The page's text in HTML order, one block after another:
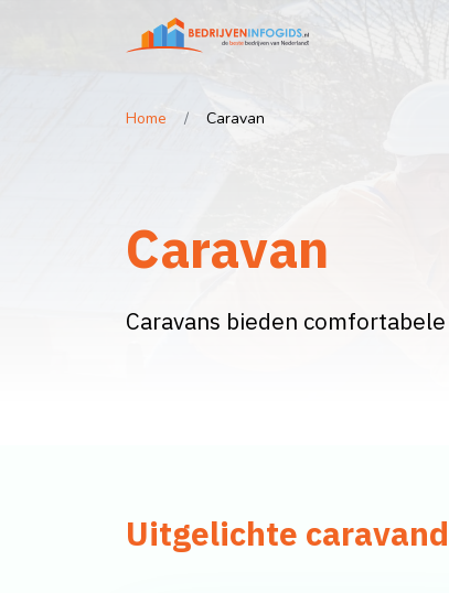
Home Caravan
Caravan
Caravans bieden
Uitgelichte